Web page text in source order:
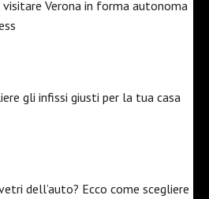
visitare Verona in forma autonoma
gli infissi giusti per la tua casa
dell’auto? Ecco come scegliere